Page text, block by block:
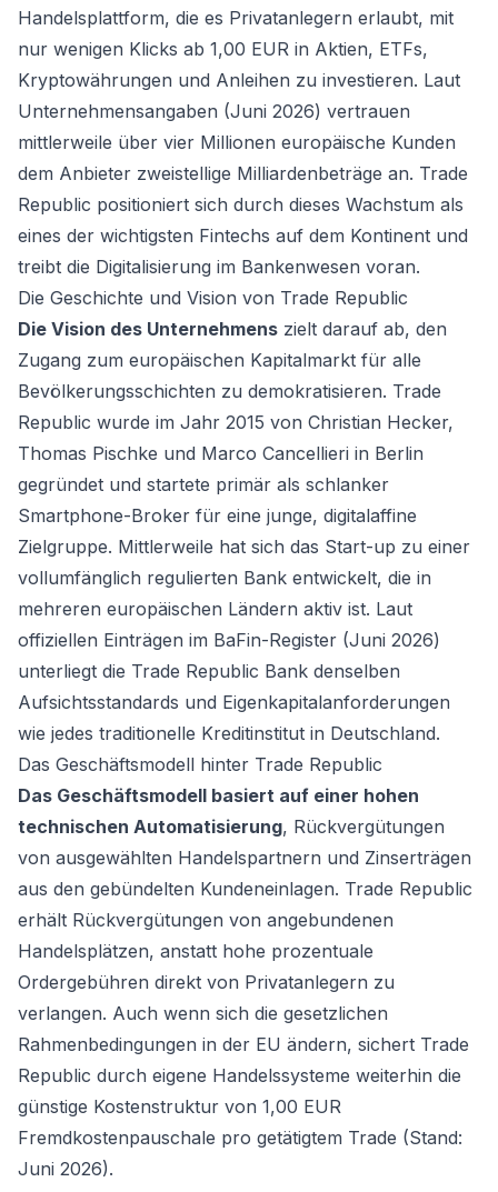
Handelsplattform, die es Privatanlegern erlaubt, mit
nur wenigen Klicks ab 1,00 EUR in Aktien, ETFs,
Kryptowährungen und Anleihen zu investieren. Laut
Unternehmensangaben (Juni 2026) vertrauen
mittlerweile über vier Millionen europäische Kunden
dem Anbieter zweistellige Milliardenbeträge an. Trade
Republic positioniert sich durch dieses Wachstum als
eines der wichtigsten Fintechs auf dem Kontinent und
treibt die Digitalisierung im Bankenwesen voran.
Die Geschichte und Vision von Trade Republic
Die Vision des Unternehmens zielt darauf ab, den
Zugang zum europäischen Kapitalmarkt für alle
Bevölkerungsschichten zu demokratisieren. Trade
Republic wurde im Jahr 2015 von Christian Hecker,
Thomas Pischke und Marco Cancellieri in Berlin
gegründet und startete primär als schlanker
Smartphone-Broker für eine junge, digitalaffine
Zielgruppe. Mittlerweile hat sich das Start-up zu einer
vollumfänglich regulierten Bank entwickelt, die in
mehreren europäischen Ländern aktiv ist. Laut
offiziellen Einträgen im BaFin-Register (Juni 2026)
unterliegt die Trade Republic Bank denselben
Aufsichtsstandards und Eigenkapitalanforderungen
wie jedes traditionelle Kreditinstitut in Deutschland.
Das Geschäftsmodell hinter Trade Republic
Das Geschäftsmodell basiert auf einer hohen
technischen Automatisierung, Rückvergütungen
von ausgewählten Handelspartnern und Zinserträgen
aus den gebündelten Kundeneinlagen. Trade Republic
erhält Rückvergütungen von angebundenen
Handelsplätzen, anstatt hohe prozentuale
Ordergebühren direkt von Privatanlegern zu
verlangen. Auch wenn sich die gesetzlichen
Rahmenbedingungen in der EU ändern, sichert Trade
Republic durch eigene Handelssysteme weiterhin die
günstige Kostenstruktur von 1,00 EUR
Fremdkostenpauschale pro getätigtem Trade (Stand:
Juni 2026).